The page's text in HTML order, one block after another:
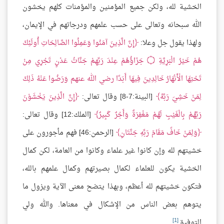
الخشية لله، ولكن جميع المؤمنين والمؤمنات كلهم يخشون
الله سبحانه وتعالى على حسب علمهم ودرجاتهم في الإيمان،
ولهذا يقول جل وعلا: إِنَّ الَّذِينَ آمَنُوا وَعَمِلُوا الصَّالِحَاتِ أُولَئِكَ
هُمْ خَيْرُ الْبَرِيَّةِ
جَزَاؤُهُمْ عِنْدَ رَبِّهِمْ جَنَّاتُ عَدْنٍ تَجْرِي مِنْ
تَحْتِهَا الْأَنْهَارُ خَالِدِينَ فِيهَا أَبَدًا رضي الله عنهم وَرَضُوا عَنْهُ ذَلِكَ
لِمَنْ خَشِيَ رَبَّهُ [البينة:7-8] وقال تعالى:
إِنَّ الَّذِينَ يَخْشَوْنَ
رَبَّهُمْ بِالْغَيْبِ لَهُمْ مَغْفِرَةٌ وَأَجْرٌ كَبِيرٌ [الملك:12] وقال تعالى:
وَلِمَنْ خَافََ مَقَامَ رَبِّهِ جَنَّتَانِ
[الرحمن:46] فهم مأجورون على
خشيتهم لله وإن كانوا غير علماء وكانوا من العامة، لكن كمال
الخشية يكون للعلماء لكمال بصيرتهم وكمال علمهم بالله،
فتكون خشيتهم لله أعظم، وبهذا يتضح معنى الآية ويزول ما
يتوهم بعض الناس من الإشكال في معناها. والله ولي
[1]